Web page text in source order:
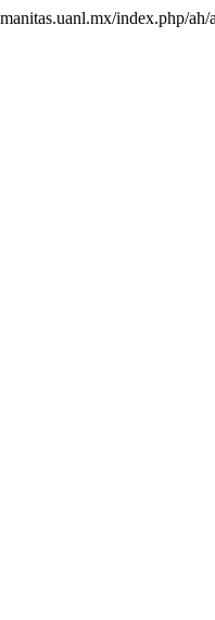
index.php/